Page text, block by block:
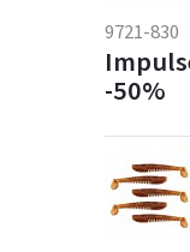
9721-830
-50%